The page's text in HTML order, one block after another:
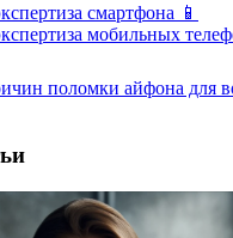
смартфона 📱
мобильных
поломки айфона для